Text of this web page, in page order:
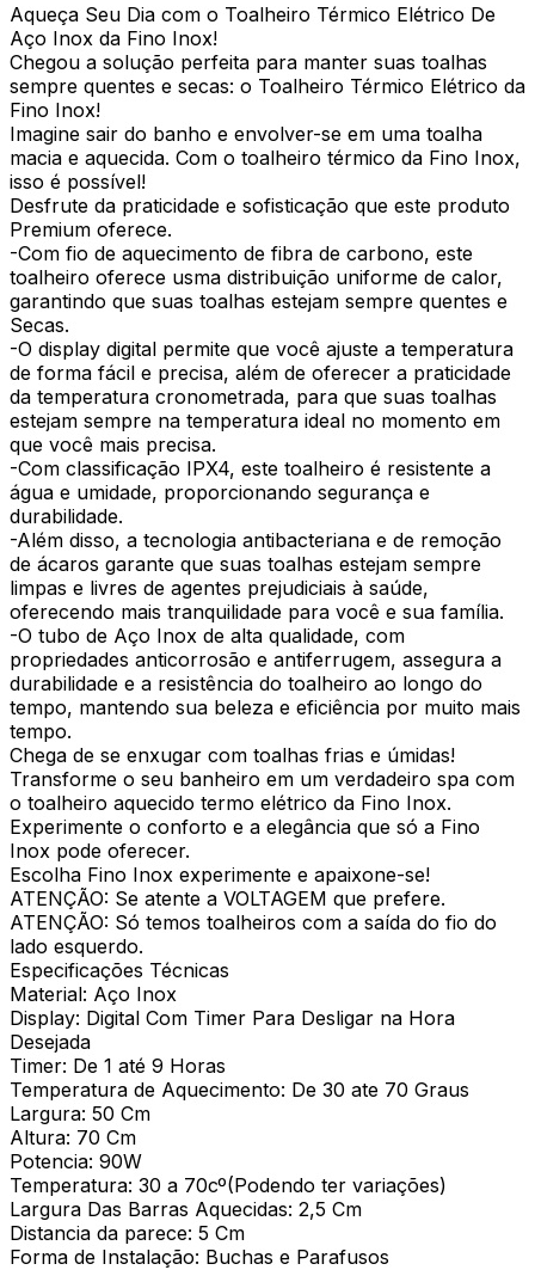
Aqueça Seu Dia com o Toalheiro Térmico Elétrico De
Aço Inox da Fino Inox!
Chegou a solução perfeita para manter suas toalhas
sempre quentes e secas: o Toalheiro Térmico Elétrico da
Fino Inox!
Imagine sair do banho e envolver-se em uma toalha
macia e aquecida. Com o toalheiro térmico da Fino Inox,
isso é possível!
Desfrute da praticidade e sofisticação que este produto
Premium oferece.
-Com fio de aquecimento de fibra de carbono, este
toalheiro oferece usma distribuição uniforme de calor,
garantindo que suas toalhas estejam sempre quentes e
Secas.
-O display digital permite que você ajuste a temperatura
de forma fácil e precisa, além de oferecer a praticidade
da temperatura cronometrada, para que suas toalhas
estejam sempre na temperatura ideal no momento em
que você mais precisa.
-Com classificação IPX4, este toalheiro é resistente a
água e umidade, proporcionando segurança e
durabilidade.
-Além disso, a tecnologia antibacteriana e de remoção
de ácaros garante que suas toalhas estejam sempre
limpas e livres de agentes prejudiciais à saúde,
oferecendo mais tranquilidade para você e sua família.
-O tubo de Aço Inox de alta qualidade, com
propriedades anticorrosão e antiferrugem, assegura a
durabilidade e a resistência do toalheiro ao longo do
tempo, mantendo sua beleza e eficiência por muito mais
tempo.
Chega de se enxugar com toalhas frias e úmidas!
Transforme o seu banheiro em um verdadeiro spa com
o toalheiro aquecido termo elétrico da Fino Inox.
Experimente o conforto e a elegância que só a Fino
Inox pode oferecer.
Escolha Fino Inox experimente e apaixone-se!
ATENÇÃO: Se atente a VOLTAGEM que prefere.
ATENÇÃO: Só temos toalheiros com a saída do fio do
lado esquerdo.
Especificações Técnicas
Material: Aço Inox
Display: Digital Com Timer Para Desligar na Hora
Desejada
Timer: De 1 até 9 Horas
Temperatura de Aquecimento: De 30 ate 70 Graus
Largura: 50 Cm
Altura: 70 Cm
Potencia: 90W
Temperatura: 30 a 70cº(Podendo ter variações)
Largura Das Barras Aquecidas: 2,5 Cm
Distancia da parece: 5 Cm
Forma de Instalação: Buchas e Parafusos